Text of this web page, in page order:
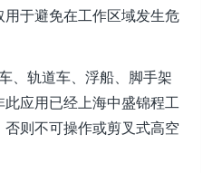
用于避免在工作区域发生危
、轨道车、浮船 、脚手架
此应用已经 上海中盛锦程工
否则不可操作或剪叉式高空